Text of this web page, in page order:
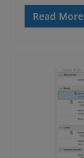
Read More